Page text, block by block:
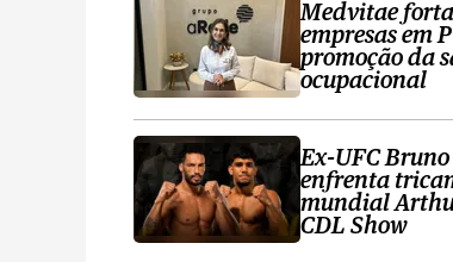
Medvitae
empresas em
promoção da
ocupacional
Ex-UFC
enfrenta
mundial
CDL Show